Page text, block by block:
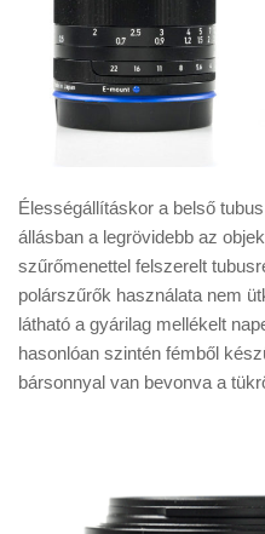
Élességállításkor a belső
állásban a legrövidebb az
szűrőmenettel felszerelt
polárszűrők használata nem
látható a gyárilag mellékelt
hasonlóan szintén fémből
bársonnyal van bevonva a